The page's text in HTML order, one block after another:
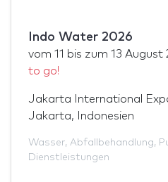
Indo Water 2026
vom 11 bis zum 13 August
to go!
Jakarta International
Jakarta, Indonesien
Wasser, Abfallbehandlung,
Dienstleistungen